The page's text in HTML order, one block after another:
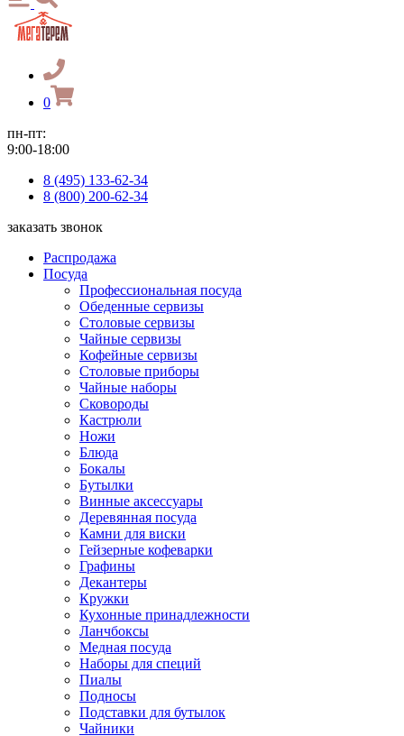
0
пн-пт:
9:00-18:00
8 (495) 133-62-34
8 (800) 200-62-34
заказать звонок
Распродажа
Посуда
Профессиональная посуда
Обеденные сервизы
Столовые сервизы
Чайные сервизы
Кофейные сервизы
Столовые приборы
Чайные наборы
Сковороды
Кастрюли
Ножи
Блюда
Бокалы
Бутылки
Винные аксессуары
Деревянная посуда
Камни для виски
Гейзерные кофеварки
Графины
Декантеры
Кружки
Кухонные принадлежности
Ланчбоксы
Медная посуда
Наборы для специй
Пиалы
Подносы
Подставки для бутылок
Чайники